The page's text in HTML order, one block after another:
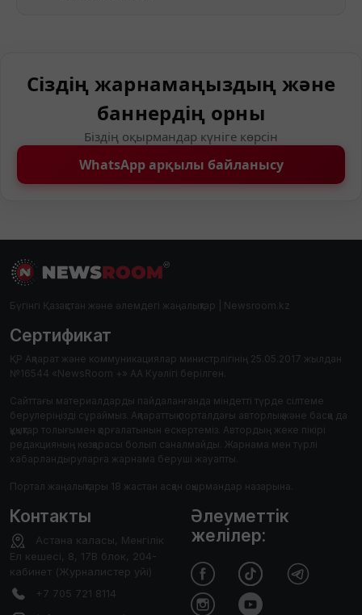
Сіздің жарнамаңыздың және
баннердің орны
Біздің оқырмандар күніге көрсін
WhatsApp арқылы байланысу
Бүгінгі Қазақстан және әлемдегі жаңалықтар | Newsroom.kz
Сертификат
ҚР Ақпарат және коммуникациялар министрлігінің 25.05.2017 жылдан
№16544 «NewsRoom +» АА Куәлігі берілген.
Сайттағы материалдарды пайдаланғанда міндетті түрде сілтеме
берулеріңізді сұраймыз. Ақпараттық порталдағы авторлық және басқа да
құқықтар толығымен қорғалатынын ескертеміз. Автордың жеке пікірі
редакцияның көзқарасы болып саналмайды. Жарнама мен түрлі
хабарландыруларға жарнама беруші жауапты.
Портал жаңалықтары 18 жастан асқан оқырмандар назарына.
Контакты
Астана каласы, Менгілік
Ел кешесі, 8, 17В блок, 204-
кабинет (Журналистер уйі)
+7 705 721 8114
Әлеуметтік
желілер: